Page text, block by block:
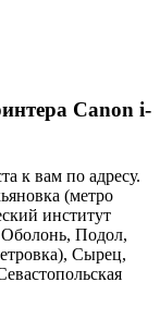
Canon i-
к вам по адресу.
(метро
институт
Подол,
Сырец,